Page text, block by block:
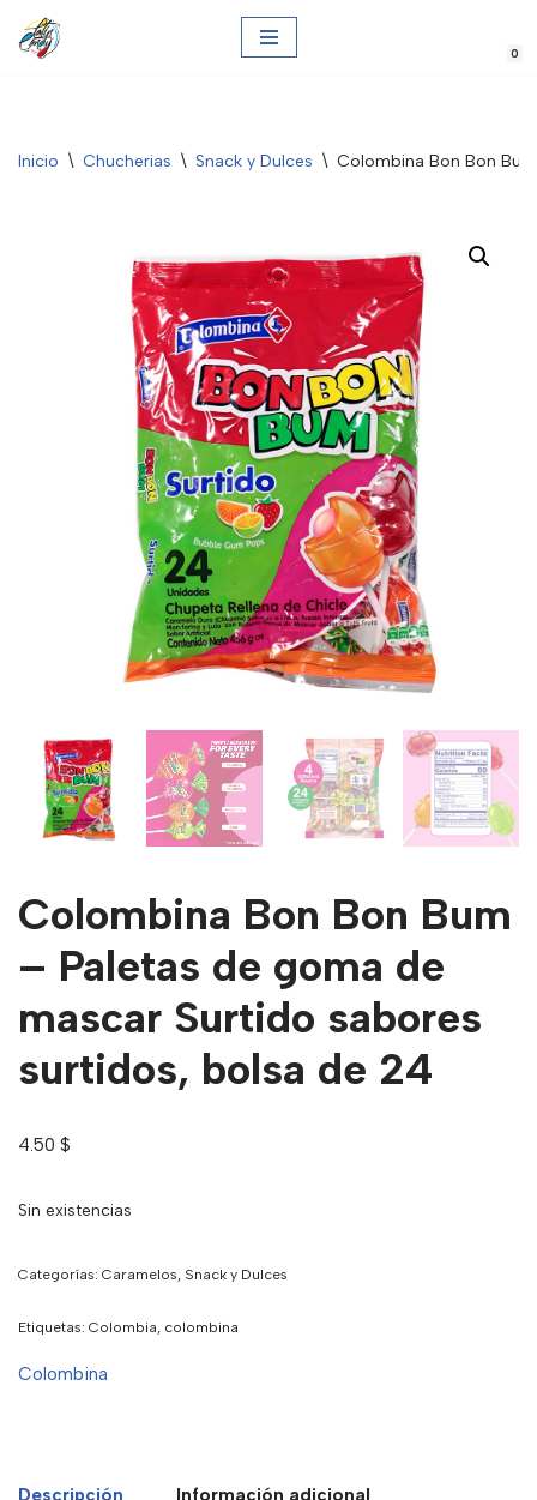
Saltar
0
Inicio \ Chucherias \ Snack y Dulces \ Colombina Bon Bon
Colombina Bon Bon Bum
– Paletas de goma de
mascar Surtido sabores
surtidos, bolsa de 24
4.50 $
Sin existencias
Categorías: Caramelos Snack y Dulces
Etiquetas: Colombia colombina
Colombina
Descripción Información adicional